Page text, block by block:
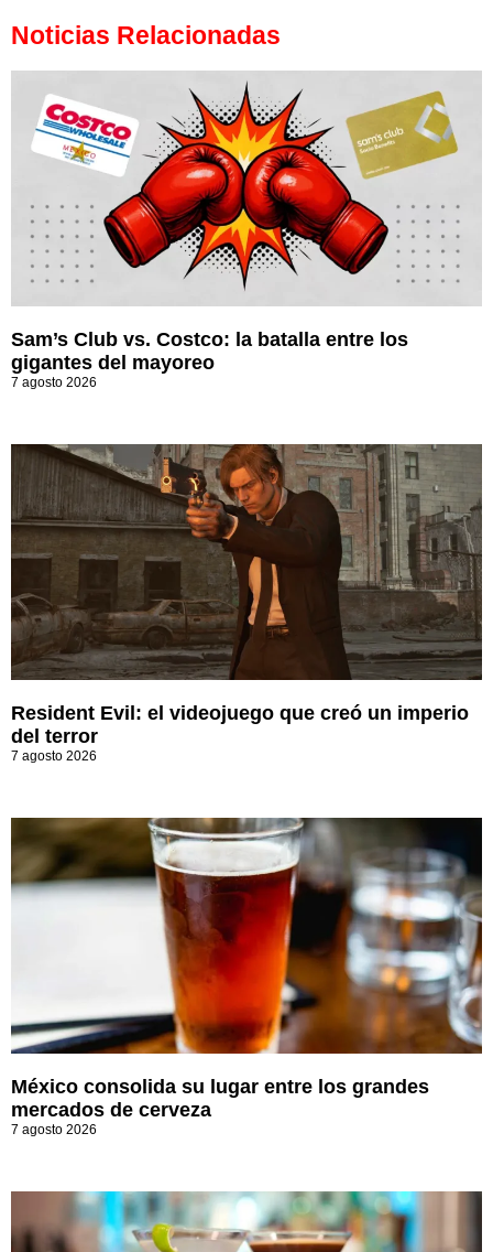
Noticias Relacionadas
Sam’s Club vs. Costco: la batalla entre los
gigantes del mayoreo
7 agosto 2026
Resident Evil: el videojuego que creó un imperio
del terror
7 agosto 2026
México consolida su lugar entre los grandes
mercados de cerveza
7 agosto 2026